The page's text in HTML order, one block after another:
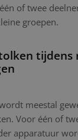
of twee
groepen.
tijdens
meestal
Voor één of
apparatuur